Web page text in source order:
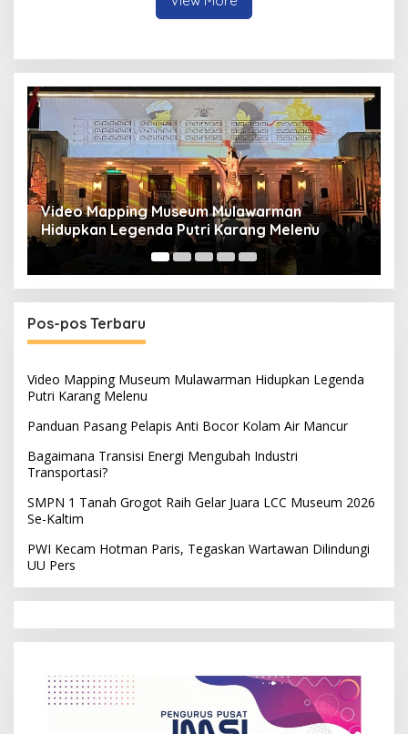
Panduan Pasang Pelapis Anti Bocor Kolam Air
Mancur
Pos-pos Terbaru
Video Mapping Museum Mulawarman Hidupkan Legenda
Putri Karang Melenu
Panduan Pasang Pelapis Anti Bocor Kolam Air Mancur
Bagaimana Transisi Energi Mengubah Industri
Transportasi?
SMPN 1 Tanah Grogot Raih Gelar Juara LCC Museum 2026
Se-Kaltim
PWI Kecam Hotman Paris, Tegaskan Wartawan Dilindungi
UU Pers